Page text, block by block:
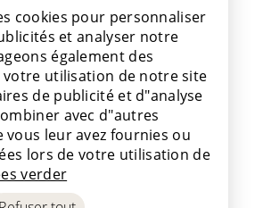
ENGLISH
FRENCH
SPANISH
cookies pour personnaliser
et analyser notre
également des
utilisation de notre site
de publicité et d"analyse
avec d"autres
leur avez fournies ou
lors de votre utilisation de
verder